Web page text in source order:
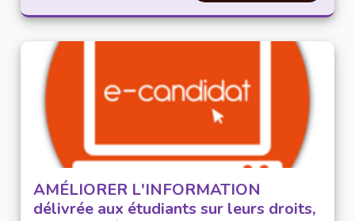
AMÉLIORER L'INFORMATION
délivrée aux étudiants sur leurs droits,